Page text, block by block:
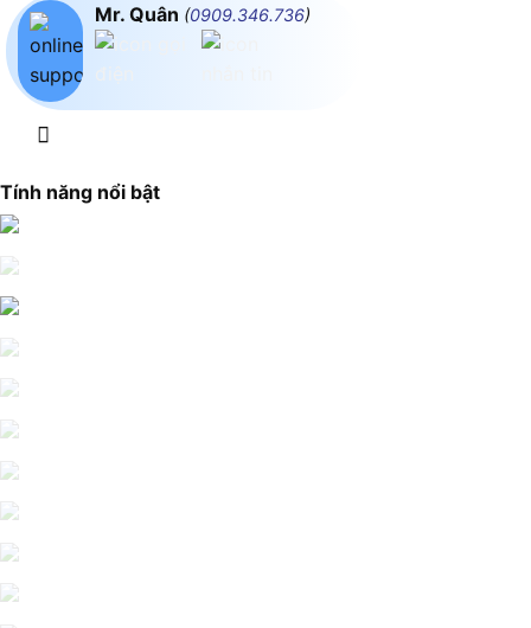
Mr. Quân (0909.346.736)
Tính năng nổi bật